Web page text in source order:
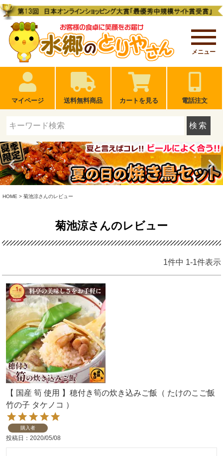
メニュー
マイページ 送料無料商品 カートを見る 電話注文
検索
HOME 菊池涼さんのレビュー
菊池涼さんのレビュー
1件中 1-1件表示
【 国産 筍 使用 】穂付き筍の炊き込みご飯（ たけのこご飯
竹の子 タケノコ ）
購入者
投稿日 2020/05/08